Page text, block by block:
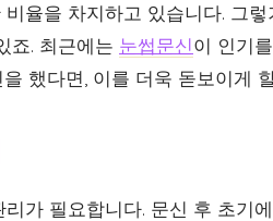
율을 차지하고 있습니다. 그
죠. 최근에는 눈썹문신이 인기
했다면, 이를 더욱 돋보이게
가 필요합니다. 문신 후 초기